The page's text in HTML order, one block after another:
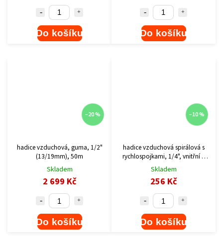
Do košíku Do košíku
–20 %
hadice vzduchová, guma, 1/2"
(13/19mm), 50m
Skladem
2 699 Kč
Do košíku
–10 %
hadice vzduchová spirálová s
rychlospojkami, 1/4", vnitřní ?
6mm, L 10m
Skladem
256 Kč
Do košíku